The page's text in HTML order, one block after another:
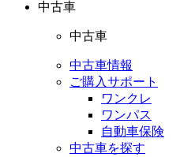
中古車
中古車
中古車情報
ご購入サポート
ワンクレ
ワンパス
自動車保険
中古車を探す